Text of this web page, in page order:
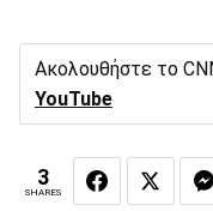
Ακολουθήστε το
YouTube
3
SHARES